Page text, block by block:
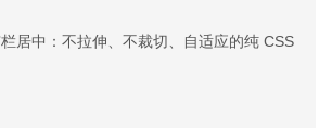
居中：不拉伸、不裁切、自适应的纯 CSS 方案